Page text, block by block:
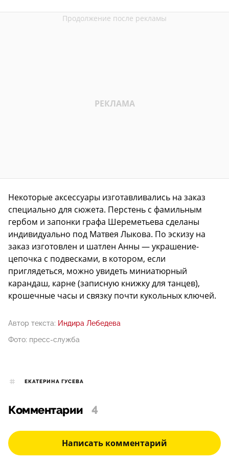
Некоторые аксессуары изготавливались на заказ
специально для сюжета. Перстень с фамильным
гербом и запонки графа Шереметьева сделаны
индивидуально под Матвея Лыкова. По эскизу на
заказ изготовлен и шатлен Анны — украшение-
цепочка с подвесками, в котором, если
приглядеться, можно увидеть миниатюрный
карандаш, карне (записную книжку для танцев),
крошечные часы и связку почти кукольных ключей.
Автор текста: Индира Лебедева
Фото: пресс-служба
ЕКАТЕРИНА ГУСЕВА
Комментарии 4
Написать комментарий